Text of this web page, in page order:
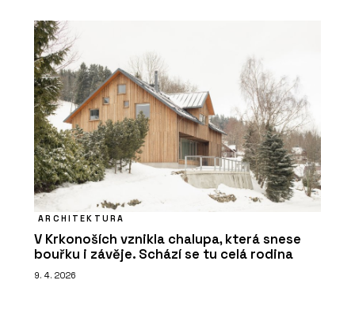
ARCHITEKTURA
V Krkonoších vznikla chalupa, která snese
bouřku i závěje. Schází se tu celá rodina
9. 4. 2026